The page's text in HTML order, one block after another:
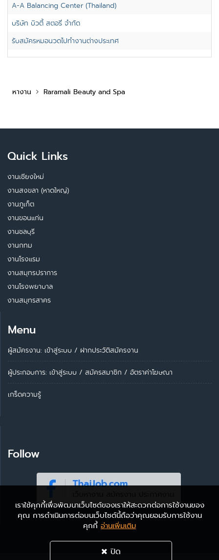
A-A Balancing Center (Thailand)
บริษัท บิวตี้ สตอรี่ จำกัด
รับสมัครหมอนวดไปทำงานต่างประเทศ
หางาน Raramali Beauty and Spa
Quick Links
งานเชียงใหม่
งานสงขลา (หาดใหญ่)
งานภูเก็ต
งานขอนแก่น
งานชลบุรี
งานกทม
งานโรงแรม
งานสมุทรปราการ
งานโรงพยาบาล
งานสมุทรสาคร
Menu
ผู้สมัครงาน: เข้าสู่ระบบ / ฝากประวัติสมัครงาน
ผู้ประกอบการ: เข้าสู่ระบบ / สมัครสมาชิก / อัตราค่าโฆษณา
เกร็ดความรู้
Follow
เราใช้คุกกี้เพื่อพัฒนาเว็บไซต์ของเราให้สะดวกต่อการใช้งานของ
คุณ การดำเนินการต่อบนเว็บไซต์นี้ถือว่าคุณยอมรับการใช้งาน
คุกกี้ อ่านเพิ่มเติม
ปิด